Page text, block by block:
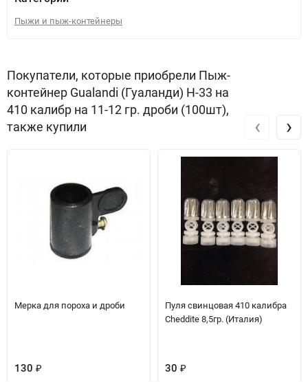
Пыжи и пыж-контейнеры
Покупатели, которые приобрели Пыж-
контейнер Gualandi (Гуаланди) H-33 на
410 калибр на 11-12 гр. дроби (100шт),
также купили
Мерка для пороха и дроби
130 ₽
Пуля свинцовая 410 калибра
Cheddite 8,5гр. (Италия)
30 ₽
‹ ›